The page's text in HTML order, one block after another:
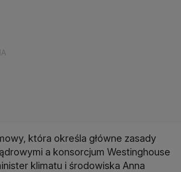
która określa główne zasady
a konsorcjum Westinghouse
klimatu i środowiska Anna